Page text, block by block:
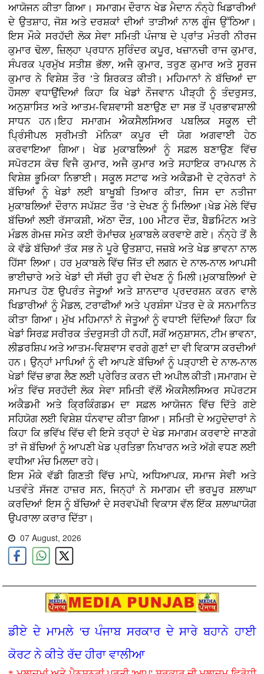
ਆਯੋਜਨ ਕੀਤਾ ਗਿਆ। ਸਮਾਗਮ ਦੌਰਾਨ ਖੇਡ ਮੈਦਾਨ ਨੰਨ੍ਹੇ ਖਿਡਾਰੀਆਂ
ਦੇ ਉਤਸ਼ਾਹ, ਜੋਸ਼ ਅਤੇ ਦਰਸ਼ਕਾਂ ਦੀਆਂ ਤਾੜੀਆਂ ਨਾਲ ਗੂੰਜ ਉੱਠਿਆ।
ਇਸ ਮੌਕੇ ਸਰਹੱਦੀ ਲੋਕ ਸੇਵਾ ਸਮਿਤੀ ਪੰਜਾਬ ਦੇ ਪ੍ਰਾਂਤ ਮੰਤਰੀ ਨੀਰਜ
ਕੁਮਾਰ ਢੋਲਾ, ਜ਼ਿਲ੍ਹਾ ਪ੍ਰਧਾਨ ਸੁਰਿੰਦਰ ਕਪੂਰ, ਖਜ਼ਾਨਚੀ ਰਾਜ ਕੁਮਾਰ,
ਸੰਪਰਕ ਪ੍ਰਮੁੱਖ ਸਤੀਸ਼ ਭੱਲਾ, ਅਜੈ ਕੁਮਾਰ, ਤਰੁਣ ਕੁਮਾਰ ਅਤੇ ਸੂਰਜ
ਕੁਮਾਰ ਨੇ ਵਿਸ਼ੇਸ਼ ਤੌਰ ’ਤੇ ਸ਼ਿਰਕਤ ਕੀਤੀ। ਮਹਿਮਾਨਾਂ ਨੇ ਬੱਚਿਆਂ ਦਾ
ਹੌਸਲਾ ਵਧਾਉਂਦਿਆਂ ਕਿਹਾ ਕਿ ਖੇਡਾਂ ਨੌਜਵਾਨ ਪੀੜ੍ਹੀ ਨੂੰ ਤੰਦਰੁਸਤ,
ਅਨੁਸ਼ਾਸਿਤ ਅਤੇ ਆਤਮ-ਵਿਸ਼ਵਾਸੀ ਬਣਾਉਣ ਦਾ ਸਭ ਤੋਂ ਪ੍ਰਭਾਵਸ਼ਾਲੀ
ਸਾਧਨ ਹਨ।ਇਹ ਸਮਾਗਮ ਐਕਸੈਲਸਿਅਰ ਪਬਲਿਕ ਸਕੂਲ ਦੀ
ਪ੍ਰਿੰਸੀਪਲ ਸ੍ਰੀਮਤੀ ਮੋਨਿਕਾ ਕਪੂਰ ਦੀ ਯੋਗ ਅਗਵਾਈ ਹੇਠ
ਕਰਵਾਇਆ ਗਿਆ। ਖੇਡ ਮੁਕਾਬਲਿਆਂ ਨੂੰ ਸਫ਼ਲ ਬਣਾਉਣ ਵਿੱਚ
ਸਪੋਰਟਸ ਕੋਚ ਵਿਜੈ ਕੁਮਾਰ, ਅਜੈ ਕੁਮਾਰ ਅਤੇ ਸਹਾਇਕ ਰਾਮਪਾਲ ਨੇ
ਵਿਸ਼ੇਸ਼ ਭੂਮਿਕਾ ਨਿਭਾਈ। ਸਕੂਲ ਸਟਾਫ ਅਤੇ ਅਕੈਡਮੀ ਦੇ ਟ੍ਰੇਨਰਾਂ ਨੇ
ਬੱਚਿਆਂ ਨੂੰ ਖੇਡਾਂ ਲਈ ਬਾਖੂਬੀ ਤਿਆਰ ਕੀਤਾ, ਜਿਸ ਦਾ ਨਤੀਜਾ
ਮੁਕਾਬਲਿਆਂ ਦੌਰਾਨ ਸਪੱਸ਼ਟ ਤੌਰ ’ਤੇ ਦੇਖਣ ਨੂੰ ਮਿਲਿਆ।ਖੇਡ ਮੇਲੇ ਵਿੱਚ
ਬੱਚਿਆਂ ਲਈ ਰੱਸਾਕਸ਼ੀ, ਅੱਠਾ ਦੌੜ, 100 ਮੀਟਰ ਦੌੜ, ਬੈਡਮਿੰਟਨ ਅਤੇ
ਮੰਡਲ ਗੇਮਜ਼ ਸਮੇਤ ਕਈ ਰੋਮਾਂਚਕ ਮੁਕਾਬਲੇ ਕਰਵਾਏ ਗਏ। ਨੰਨ੍ਹੇ ਤੋਂ ਲੈ
ਕੇ ਵੱਡੇ ਬੱਚਿਆਂ ਤੱਕ ਸਭ ਨੇ ਪੂਰੇ ਉਤਸ਼ਾਹ, ਜਜ਼ਬੇ ਅਤੇ ਖੇਡ ਭਾਵਨਾ ਨਾਲ
ਹਿੱਸਾ ਲਿਆ। ਹਰ ਮੁਕਾਬਲੇ ਵਿੱਚ ਜਿੱਤ ਦੀ ਲਗਨ ਦੇ ਨਾਲ-ਨਾਲ ਆਪਸੀ
ਭਾਈਚਾਰੇ ਅਤੇ ਖੇਡਾਂ ਦੀ ਸੱਚੀ ਰੂਹ ਵੀ ਦੇਖਣ ਨੂੰ ਮਿਲੀ।ਮੁਕਾਬਲਿਆਂ ਦੇ
ਸਮਾਪਤ ਹੋਣ ਉਪਰੰਤ ਜੇਤੂਆਂ ਅਤੇ ਸ਼ਾਨਦਾਰ ਪ੍ਰਦਰਸ਼ਨ ਕਰਨ ਵਾਲੇ
ਖਿਡਾਰੀਆਂ ਨੂੰ ਮੈਡਲ, ਟਰਾਫੀਆਂ ਅਤੇ ਪ੍ਰਸ਼ੰਸਾ ਪੱਤਰ ਦੇ ਕੇ ਸਨਮਾਨਿਤ
ਕੀਤਾ ਗਿਆ। ਮੁੱਖ ਮਹਿਮਾਨਾਂ ਨੇ ਜੇਤੂਆਂ ਨੂੰ ਵਧਾਈ ਦਿੰਦਿਆਂ ਕਿਹਾ ਕਿ
ਖੇਡਾਂ ਸਿਰਫ਼ ਸਰੀਰਕ ਤੰਦਰੁਸਤੀ ਹੀ ਨਹੀਂ, ਸਗੋਂ ਅਨੁਸ਼ਾਸਨ, ਟੀਮ ਭਾਵਨਾ,
ਲੀਡਰਸ਼ਿਪ ਅਤੇ ਆਤਮ-ਵਿਸ਼ਵਾਸ ਵਰਗੇ ਗੁਣਾਂ ਦਾ ਵੀ ਵਿਕਾਸ ਕਰਦੀਆਂ
ਹਨ। ਉਨ੍ਹਾਂ ਮਾਪਿਆਂ ਨੂੰ ਵੀ ਆਪਣੇ ਬੱਚਿਆਂ ਨੂੰ ਪੜ੍ਹਾਈ ਦੇ ਨਾਲ-ਨਾਲ
ਖੇਡਾਂ ਵਿੱਚ ਭਾਗ ਲੈਣ ਲਈ ਪ੍ਰੇਰਿਤ ਕਰਨ ਦੀ ਅਪੀਲ ਕੀਤੀ।ਸਮਾਗਮ ਦੇ
ਅੰਤ ਵਿੱਚ ਸਰਹੱਦੀ ਲੋਕ ਸੇਵਾ ਸਮਿਤੀ ਵੱਲੋਂ ਐਕਸੈਲਸਿਅਰ ਸਪੋਰਟਸ
ਅਕੈਡਮੀ ਅਤੇ ਕ੍ਰਿਕਿੰਗਡਮ ਦਾ ਸਫ਼ਲ ਆਯੋਜਨ ਵਿੱਚ ਦਿੱਤੇ ਗਏ
ਸਹਿਯੋਗ ਲਈ ਵਿਸ਼ੇਸ਼ ਧੰਨਵਾਦ ਕੀਤਾ ਗਿਆ। ਸਮਿਤੀ ਦੇ ਅਹੁਦੇਦਾਰਾਂ ਨੇ
ਕਿਹਾ ਕਿ ਭਵਿੱਖ ਵਿੱਚ ਵੀ ਇਸੇ ਤਰ੍ਹਾਂ ਦੇ ਖੇਡ ਸਮਾਗਮ ਕਰਵਾਏ ਜਾਣਗੇ
ਤਾਂ ਜੋ ਬੱਚਿਆਂ ਨੂੰ ਆਪਣੀ ਖੇਡ ਪ੍ਰਤਿਭਾ ਨਿਖਾਰਨ ਅਤੇ ਅੱਗੇ ਵਧਣ ਲਈ
ਵਧੀਆ ਮੰਚ ਮਿਲਦਾ ਰਹੇ।
ਇਸ ਮੌਕੇ ਵੱਡੀ ਗਿਣਤੀ ਵਿੱਚ ਮਾਪੇ, ਅਧਿਆਪਕ, ਸਮਾਜ ਸੇਵੀ ਅਤੇ
ਪਤਵੰਤੇ ਸੱਜਣ ਹਾਜ਼ਰ ਸਨ, ਜਿਨ੍ਹਾਂ ਨੇ ਸਮਾਗਮ ਦੀ ਭਰਪੂਰ ਸ਼ਲਾਘਾ
ਕਰਦਿਆਂ ਇਸ ਨੂੰ ਬੱਚਿਆਂ ਦੇ ਸਰਵਪੱਖੀ ਵਿਕਾਸ ਵੱਲ ਇੱਕ ਸ਼ਲਾਘਾਯੋਗ
ਉਪਰਾਲਾ ਕਰਾਰ ਦਿੱਤਾ।
07 August, 2026
ਡੀਏ ਦੇ ਮਾਮਲੇ 'ਚ ਪੰਜਾਬ ਸਰਕਾਰ ਦੇ ਸਾਰੇ ਬਹਾਨੇ ਹਾਈ
ਕੋਰਟ ਨੇ ਕੀਤੇ ਰੱਦ ਹੀਰਾ ਵਾਲੀਆ